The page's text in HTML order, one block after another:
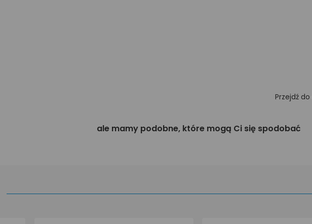
Przejdź do
ale mamy podobne, które mogą Ci się spodobać